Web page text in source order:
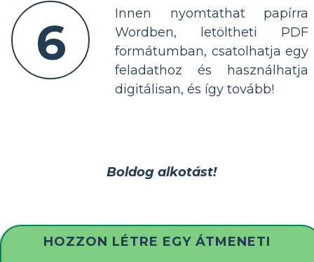
6
Innen nyomtathat papírra
Wordben, letöltheti PDF
formátumban, csatolhatja egy
feladathoz és használhatja
digitálisan, és így tovább!
Boldog alkotást!
HOZZON LÉTRE EGY ÁTMENETI